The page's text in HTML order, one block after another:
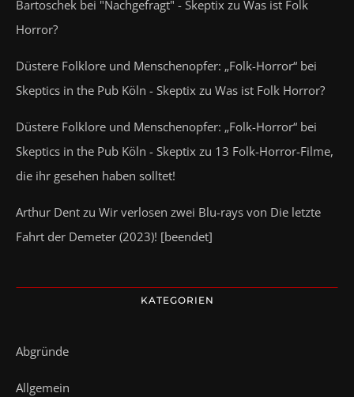
Bartoschek bei "Nachgefragt" - Skeptix zu Was ist Folk
Horror?
Düstere Folklore und Menschenopfer: „Folk-Horror“ bei
Skeptics in the Pub Köln - Skeptix zu Was ist Folk Horror?
Düstere Folklore und Menschenopfer: „Folk-Horror“ bei
Skeptics in the Pub Köln - Skeptix zu 13 Folk-Horror-Filme,
die ihr gesehen haben solltet!
Arthur Dent zu Wir verlosen zwei Blu-rays von Die letzte
Fahrt der Demeter (2023)! [beendet]
KATEGORIEN
Abgründe
Allgemein